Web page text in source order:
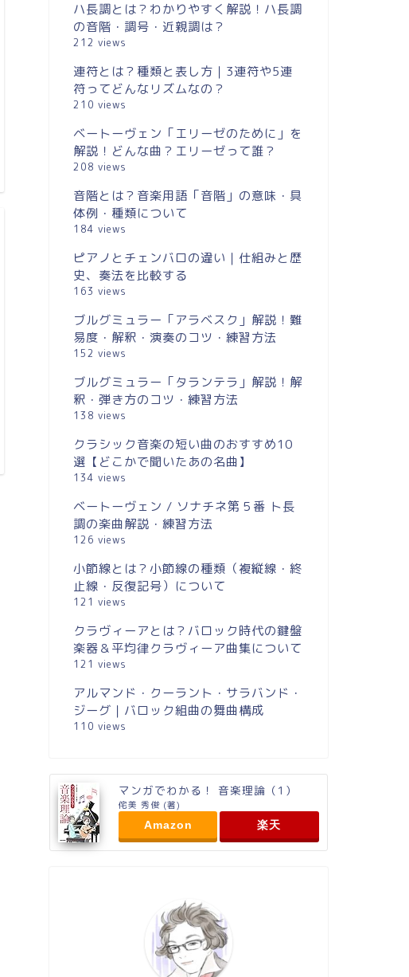
連符とは？種類と表し方｜3連符や5
連符ってどんなリズムなの？
2020年2月10日
音符と休符の種類と長さは？単純音
2020年2月3日
ハ長調とは？わかりやすく解説！ハ長調
の音階・調号・近親調は？
212 views
連符とは？種類と表し方｜3連符や5連
符ってどんなリズムなの？
210 views
ベートーヴェン「エリーゼのために」を
解説！どんな曲？エリーゼって誰？
208 views
音階とは？音楽用語「音階」の意味・具
体例・種類について
184 views
ピアノとチェンバロの違い｜仕組みと歴
史、奏法を比較する
163 views
ブルグミュラー「アラベスク」解説！難
易度・解釈・演奏のコツ・練習方法
152 views
ブルグミュラー「タランテラ」解説！解
釈・弾き方のコツ・練習方法
138 views
クラシック音楽の短い曲のおすすめ10
選【どこかで聞いたあの名曲】
134 views
ベートーヴェン / ソナチネ第５番 ト長
調の楽曲解説・練習方法
126 views
小節線とは？小節線の種類（複縦線・終
止線・反復記号）について
121 views
クラヴィーアとは？バロック時代の鍵盤
楽器＆平均律クラヴィーア曲集について
121 views
アルマンド・クーラント・サラバンド・
ジーグ｜バロック組曲の舞曲構成
110 views
マンガでわかる！ 音楽理論（1）
侘美 秀俊 (著)
Amazon
楽天